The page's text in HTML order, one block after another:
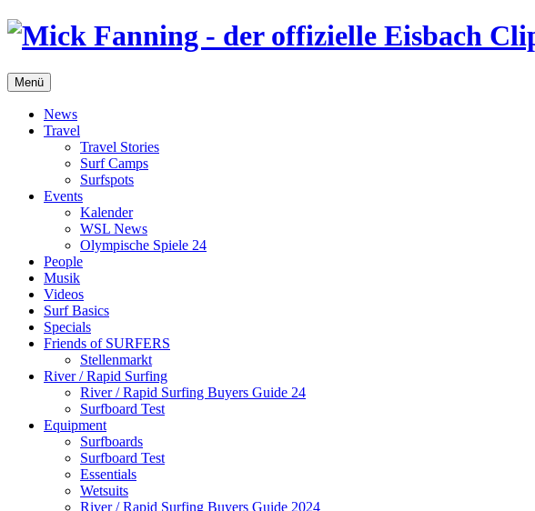
Menü
News
Travel
Travel Stories
Surf Camps
Surfspots
Events
Kalender
WSL News
Olympische Spiele 24
People
Musik
Videos
Surf Basics
Specials
Friends of SURFERS
Stellenmarkt
River / Rapid Surfing
River / Rapid Surfing Buyers Guide 24
Surfboard Test
Equipment
Surfboards
Surfboard Test
Essentials
Wetsuits
River / Rapid Surfing Buyers Guide 2024